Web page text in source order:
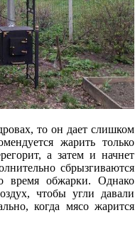
то он дает слишком
жарить только
а затем и начнет
сбрызгиваются
время обжарки. Однако
чтобы угли давали
когда мясо жарится